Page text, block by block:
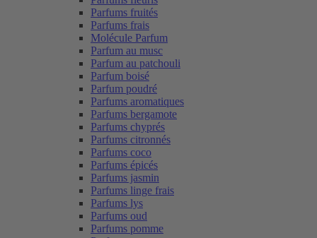
Parfums fruités
Parfums frais
Molécule Parfum
Parfum au musc
Parfum au patchouli
Parfum boisé
Parfum poudré
Parfums aromatiques
Parfums bergamote
Parfums chyprés
Parfums citronnés
Parfums coco
Parfums épicés
Parfums jasmin
Parfums linge frais
Parfums lys
Parfums oud
Parfums pomme